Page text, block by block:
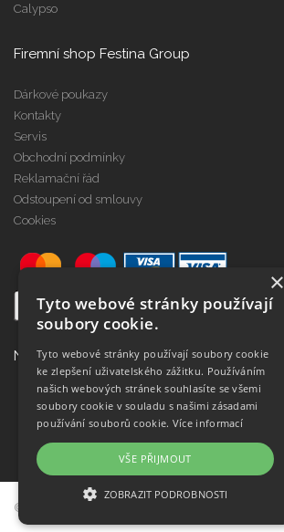
Calypso
Firemní shop Festina Group
Dárkové poukazy
Kontakty
Servis
Obchodní podmínky
Reklamační řád
Odstoupení od smlouvy
Cookies
Najdete nás na
© Copyright Janeba Time, s.r.o. 2021-2026
×
Tyto webové stránky používají
soubory cookie.
Tyto webové stránky používají soubory cookie
ke zlepšení uživatelského zážitku. Používáním
našich webových stránek souhlasíte se všemi
soubory cookie v souladu s našimi zásadami
používání souborů cookie. Více informací
VŠE PŘIJMOUT
ZOBRAZIT PODROBNOSTI
NEZBYTNĚ NUTNÉ SOUBORY